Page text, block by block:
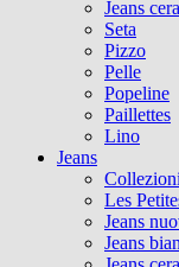
Jeans
Seta
Pizzo
Pelle
Popeline
Paillettes
Lino
Jeans
Collezioni
Les
Jeans
Jeans